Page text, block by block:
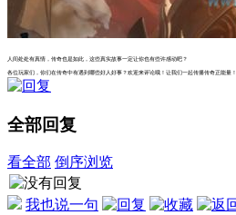
人间处处有真情，传奇也是如此，这些真实故事一定让你也有些许感动吧？
各位玩家们，你们在传奇中有遇到哪些好人好事？欢迎来评论哦！让我们一起传播传奇正能量！
全部回复
看全部 倒序浏览
我也说一句